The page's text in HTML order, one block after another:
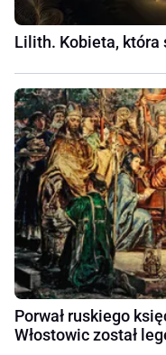
Lilith. Kobieta, która
Porwał ruskiego
Włostowic został